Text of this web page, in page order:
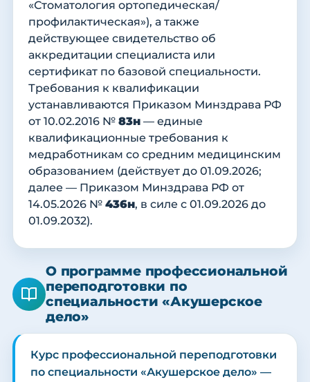
«Стоматология ортопедическая/
профилактическая»), а также
действующее свидетельство об
аккредитации специалиста или
сертификат по базовой специальности.
Требования к квалификации
устанавливаются Приказом Минздрава РФ
от 10.02.2016 № 83н — единые
квалификационные требования к
медработникам со средним медицинским
образованием (действует до 01.09.2026;
далее — Приказом Минздрава РФ от
14.05.2026 № 436н, в силе с 01.09.2026 до
01.09.2032).
О программе профессиональной
переподготовки по
специальности «Акушерское
дело»
Курс профессиональной переподготовки
по специальности «Акушерское дело» —